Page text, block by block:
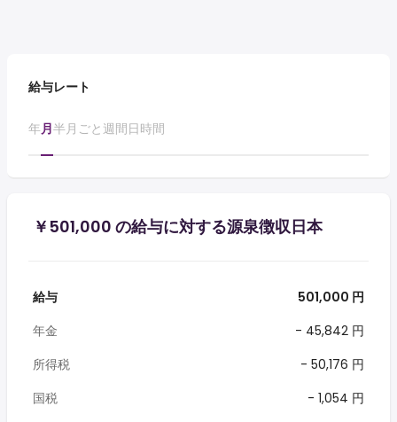
給与レート
年月半月ごと週間日時間
￥501,000 の給与に対する源泉徴収日本
給与
501,000 円
年金
- 45,842 円
所得税
- 50,176 円
国税
- 1,054 円